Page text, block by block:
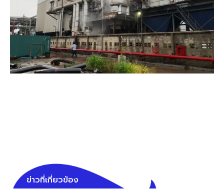
ข่าวที่เกี่ยวข้อง